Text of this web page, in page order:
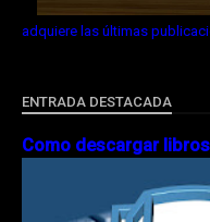
adquiere las últimas
ENTRADA DESTACADA
Como descargar